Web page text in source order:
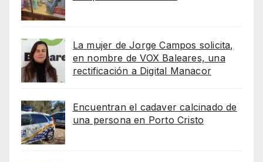
La mujer de Jorge Campos solicita,
en nombre de VOX Baleares, una
rectificación a Digital Manacor
Encuentran el cadaver calcinado de
una persona en Porto Cristo